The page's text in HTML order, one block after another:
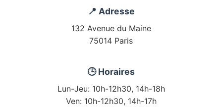
📍 Adresse
132 Avenue du Maine
75014 Paris
🕒 Horaires
Lun-Jeu: 10h-12h30, 14h-18h
Ven: 10h-12h30, 14h-17h